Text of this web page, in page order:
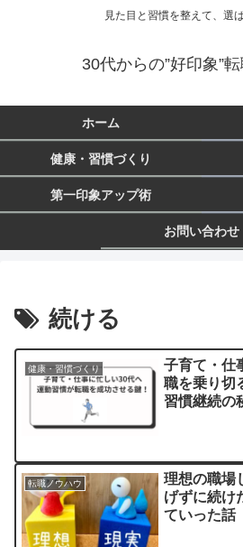
見た目と習慣を整えて、選
30代からの”好印象”
ホーム
健康・習慣づくり
第一印象アップ術
お問い合わせ
続ける
健康・習慣づくり
子育て・仕
職を乗り切
習慣継続の
転職ノウハウ
理想の職場
げずに続け
ていった話